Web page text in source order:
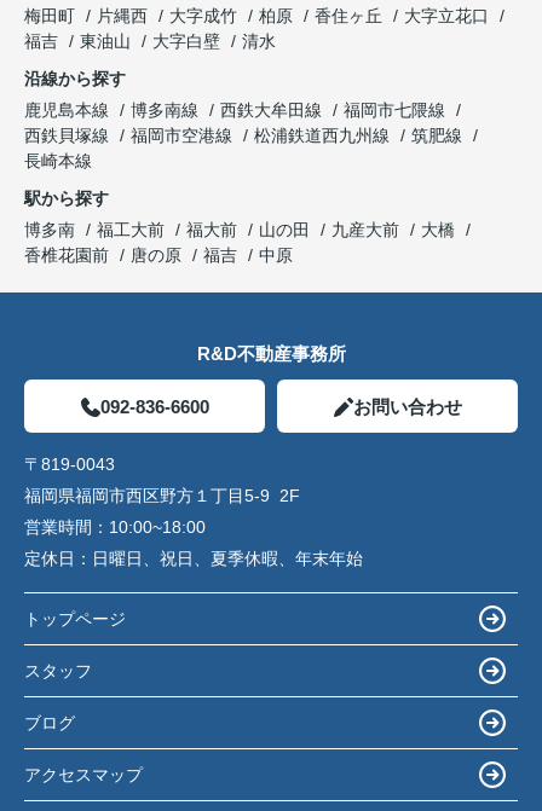
梅田町
片縄西 大字成竹 柏原 香住ヶ丘
大字立花口
福吉
東油山 大字白壁
清水
沿線から探す
鹿児島本線
博多南線 西鉄大牟田線
福岡市七隈線
西鉄貝塚線
福岡市空港線 松浦鉄道西九州線
筑肥線
長崎本線
駅から探す
博多南
福工大前 福大前 山の田 九産大前
大橋
香椎花園前
唐の原 福吉 中原
R&D不動産事務所
092-836-6600 お問い合わせ
〒819-0043
福岡県福岡市西区野方１丁目5-9 2F
営業時間： 10:00~18:00
定休日： 日曜日、祝日、夏季休暇、年末年始
トップページ
スタッフ
ブログ
アクセスマップ